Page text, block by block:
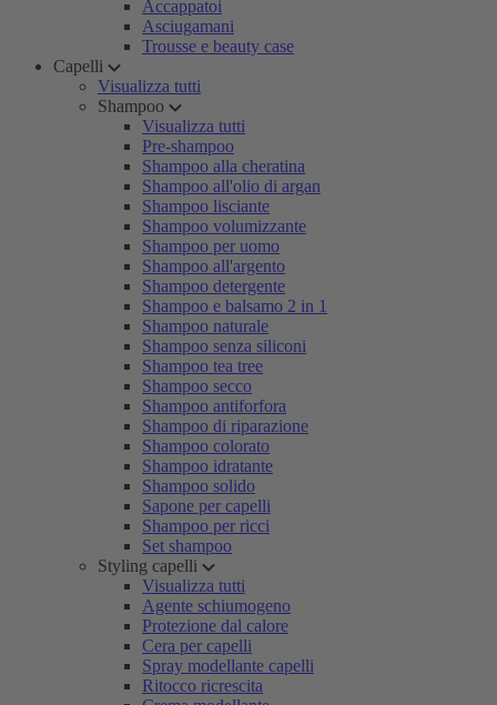
Accappatoi
Asciugamani
Trousse e beauty case
Capelli
Visualizza tutti
Shampoo
Visualizza tutti
Pre-shampoo
Shampoo alla cheratina
Shampoo all'olio di argan
Shampoo lisciante
Shampoo volumizzante
Shampoo per uomo
Shampoo all'argento
Shampoo detergente
Shampoo e balsamo 2 in 1
Shampoo naturale
Shampoo senza siliconi
Shampoo tea tree
Shampoo secco
Shampoo antiforfora
Shampoo di riparazione
Shampoo colorato
Shampoo idratante
Shampoo solido
Sapone per capelli
Shampoo per ricci
Set shampoo
Styling capelli
Visualizza tutti
Agente schiumogeno
Protezione dal calore
Cera per capelli
Spray modellante capelli
Ritocco ricrescita